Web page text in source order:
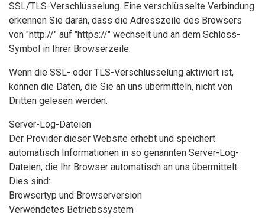
SSL/TLS-Verschlüsselung. Eine verschlüsselte Verbindung
erkennen Sie daran, dass die Adresszeile des Browsers
von "http://" auf "https://" wechselt und an dem Schloss-
Symbol in Ihrer Browserzeile.
Wenn die SSL- oder TLS-Verschlüsselung aktiviert ist,
können die Daten, die Sie an uns übermitteln, nicht von
Dritten gelesen werden.
Server-Log-Dateien
Der Provider dieser Website erhebt und speichert
automatisch Informationen in so genannten Server-Log-
Dateien, die Ihr Browser automatisch an uns übermittelt.
Dies sind:
Browsertyp und Browserversion
Verwendetes Betriebssystem